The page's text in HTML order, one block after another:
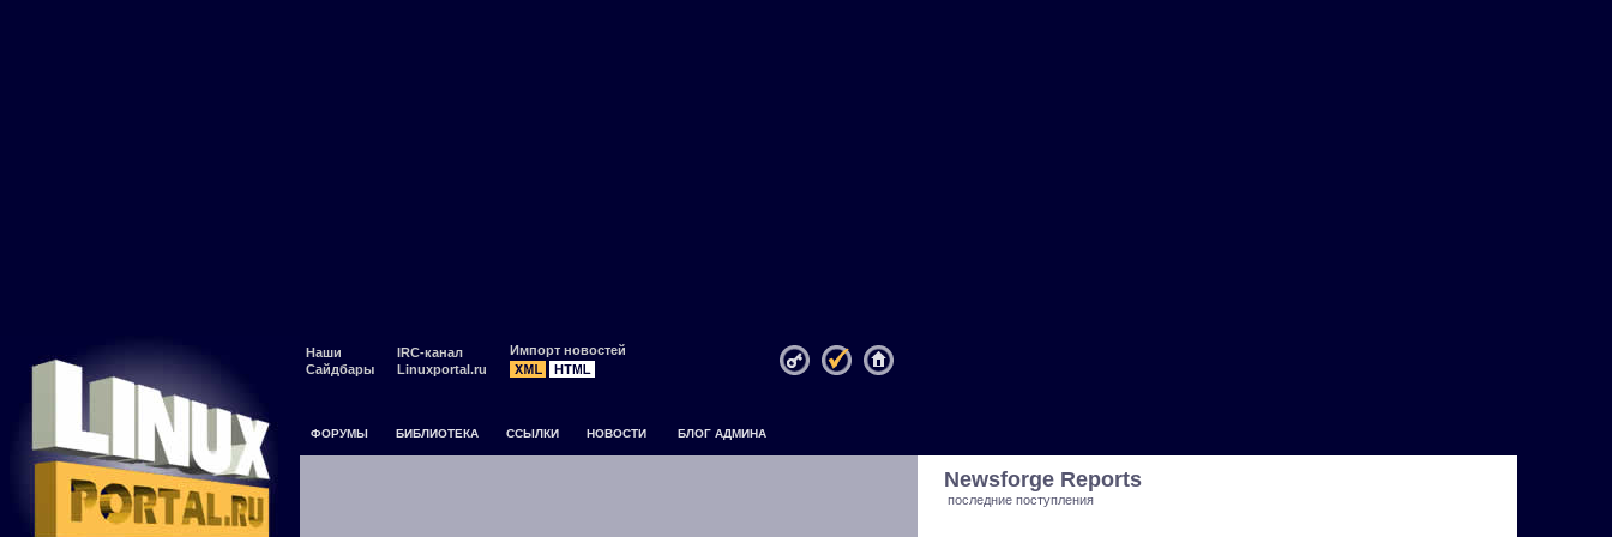
Наши
Сайдбары
IRC-канал
Linuxportal.ru
Импорт новостей
ФОРУМЫ БИБЛИОТЕКА ССЫЛКИ НОВОСТИ БЛОГ АДМИНА
Newsforge Reports
последние поступления